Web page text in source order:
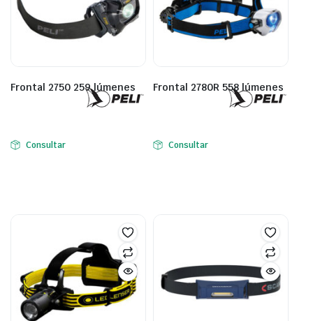
Frontal 2750 259 lúmenes
Consultar
Frontal 2780R 558 lúmenes
Consultar